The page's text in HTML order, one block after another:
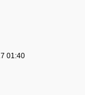
01:40